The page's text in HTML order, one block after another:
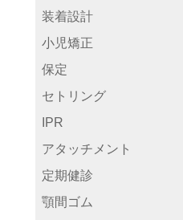
装着設計
小児矯正
保定
セトリング
IPR
アタッチメント
定期健診
顎間ゴム